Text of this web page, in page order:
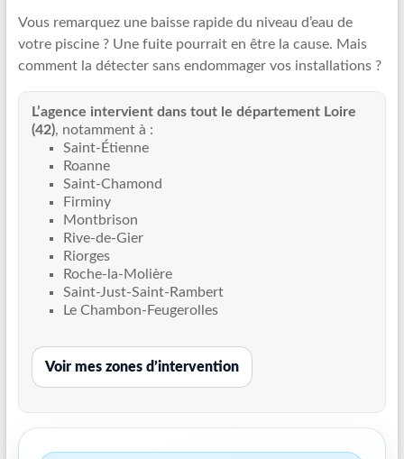
France
Recherche
de
fuite
piscine
partout
réparation
canalisations
Vous remarquez une baisse rapide du niveau d’eau de
votre piscine ? Une fuite pourrait en être la cause. Mais
comment la détecter sans endommager vos installations ?
L’agence intervient dans tout le département Loire
(42), notamment à :
Saint-Étienne
Roanne
Saint-Chamond
Firminy
Montbrison
Rive-de-Gier
Riorges
Roche-la-Molière
Saint-Just-Saint-Rambert
Le Chambon-Feugerolles
Voir mes zones d’intervention